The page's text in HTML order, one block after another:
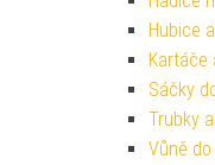
Hubice
Kartáče
Sáčky
Trubky
Vůně